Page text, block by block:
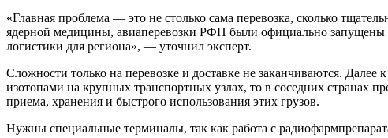
«Главная проблема — это не столько сама перевозка, сколько
ядерной медицины, авиаперевозки РФП были официально запущены и
логистики для региона», — уточнил эксперт.
Сложности только на перевозке и доставке не заканчиваются.
изотопами на крупных транспортных узлах, то в соседних странах
приема, хранения и быстрого использования этих грузов.
Нужны специальные терминалы, так как работа с